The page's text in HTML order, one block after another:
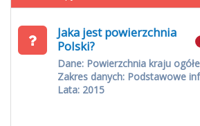
Jaka jest powierzchnia
Polski?
Dane: Powierzchnia kraju
Zakres danych: Podstawowe
Lata: 2015